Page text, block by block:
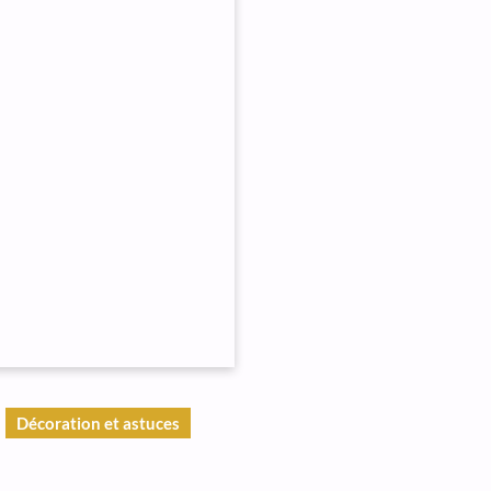
Décoration et astuces